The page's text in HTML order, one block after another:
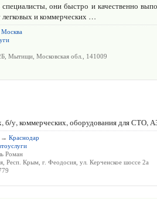
они быстро и качественно
и коммерческих …
Москва
Мытищи, Московская обл., 141009
б/у, коммерческих, оборудования для СТО,
→ Краснодар
Роман
Респ. Крым, г. Феодосия, ул. Керченское шоссе 2а